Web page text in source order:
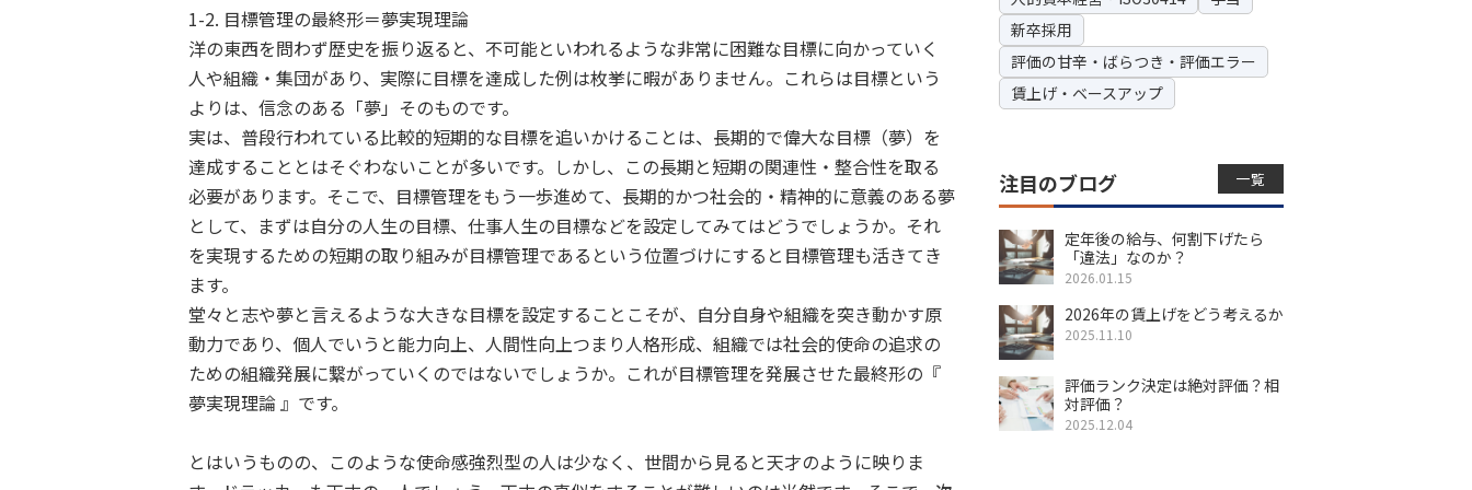
1-2. 目標管理の最終形＝夢実現理論
洋の東西を問わず歴史を振り返ると、不可能といわれるような非常に困難な目標に向かっていく
人や組織・集団があり、実際に目標を達成した例は枚挙に暇がありません。これらは目標という
よりは、信念のある「夢」そのものです。
実は、普段行われている比較的短期的な目標を追いかけることは、長期的で偉大な目標（夢）を
達成することとはそぐわないことが多いです。しかし、この長期と短期の関連性・整合性を取る
必要があります。そこで、目標管理をもう一歩進めて、長期的かつ社会的・精神的に意義のある夢
として、まずは自分の人生の目標、仕事人生の目標などを設定してみてはどうでしょうか。それ
を実現するための短期の取り組みが目標管理であるという位置づけにすると目標管理も活きてき
ます。
堂々と志や夢と言えるような大きな目標を設定することこそが、自分自身や組織を突き動かす原
動力であり、個人でいうと能力向上、人間性向上つまり人格形成、組織では社会的使命の追求の
ための組織発展に繋がっていくのではないでしょうか。これが目標管理を発展させた最終形の『
夢実現理論 』です。
とはいうものの、このような使命感強烈型の人は少なく、世間から見ると天才のように映りま
新卒採用
評価の甘辛・ばらつき・評価エラー
賃上げ・ベースアップ
一覧
注目のブログ
定年後の給与、何割下げたら
「違法」なのか？
2026.01.15
2026年の賃上げをどう考えるか
2025.11.10
評価ランク決定は絶対評価？相
対評価？
2025.12.04